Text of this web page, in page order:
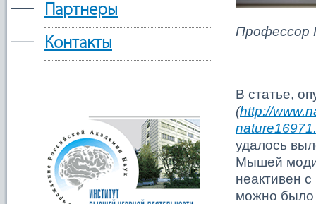
— Партнеры
— Контакты
Профессор
В статье,
(http://
удалось
Мышей
неактивен
можно было